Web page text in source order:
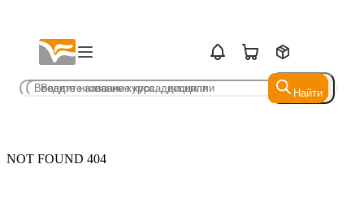
Найти
Найти
NOT FOUND 404